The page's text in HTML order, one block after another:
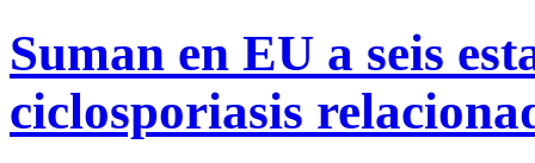
Suman en EU a seis
ciclosporiasis